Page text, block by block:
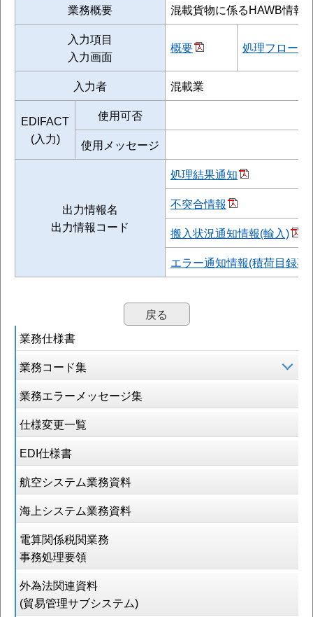
業務仕様書
業務コード集
業務エラーメッセージ集
仕様変更一覧
EDI仕様書
航空システム業務資料
海上システム業務資料
電算関係税関業務
事務処理要領
外為法関連資料
(貿易管理サブシステム)
業務概要
混載貨物に係るHAWB情報
入力項目
入力画面
概要 処理フロー
入力者 混載業
EDIFACT
(入力)
使用可否
使用メッセージ
出力情報名
出力情報コード
処理結果通知
不突合情報
搬入状況通知情報(輸入)
エラー通知情報(積荷目録
戻る